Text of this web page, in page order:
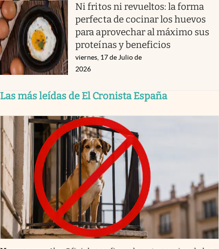
Ni fritos ni revueltos: la forma
perfecta de cocinar los huevos
para aprovechar al máximo sus
proteínas y beneficios
viernes, 17 de Julio de
2026
Las más leídas de El Cronista España